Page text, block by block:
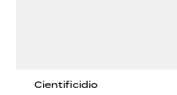
Cientificidio